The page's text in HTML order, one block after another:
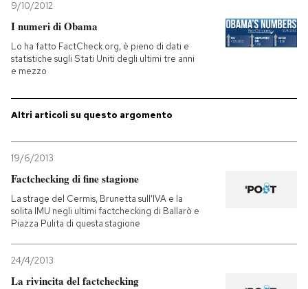
I MIEI PREFERITI
SHOP
CALENDARIO
AREA PERSONALE
9/10/2012
I numeri di Obama
Lo ha fatto FactCheck.org, è pieno di dati e
statistiche sugli Stati Uniti degli ultimi tre anni
e mezzo
Altri articoli su questo argomento
19/6/2013
Factchecking di fine stagione
La strage del Cermis, Brunetta sull'IVA e la
solita IMU negli ultimi factchecking di Ballarò e
Piazza Pulita di questa stagione
24/4/2013
La rivincita del factchecking